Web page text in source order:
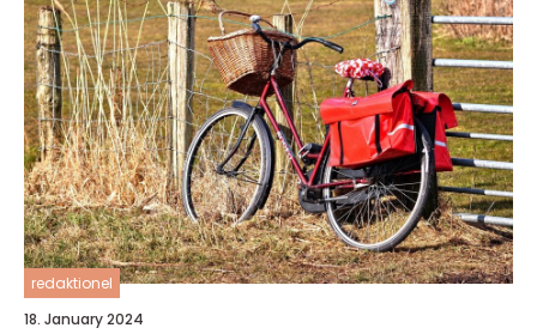
redaktionel
18. January 2024